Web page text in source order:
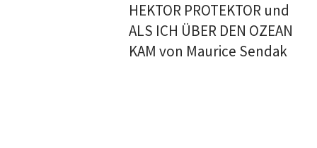
HEKTOR PROTEKTOR und
ALS ICH ÜBER DEN OZEAN
KAM von Maurice Sendak